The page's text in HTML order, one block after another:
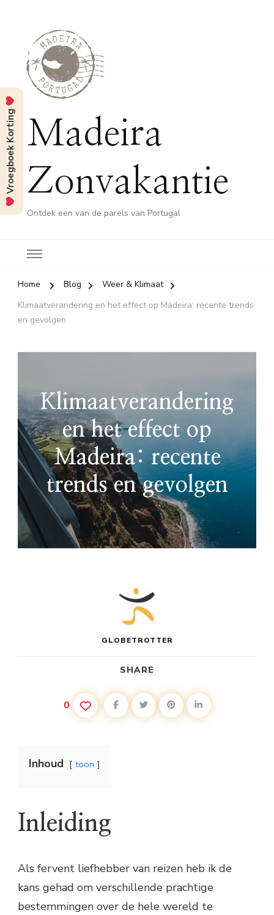
Madeira
Zonvakantie
Ontdek een van de parels van Portugal
Home Blog
Weer & Klimaat
Klimaatverandering en het effect op Madeira: recente trends
en gevolgen
Klimaatverandering
en het effect op
Madeira: recente
trends en gevolgen
GLOBETROTTER
SHARE
0
Inhoud toon
Inleiding
Als fervent liefhebber van reizen heb ik de
kans gehad om verschillende prachtige
bestemmingen over de hele wereld te
Vroegboek Korting